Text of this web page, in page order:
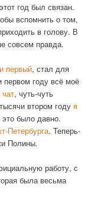
год был связан.
вспомнить о том,
в голову. В
совсем правда.
первый, стал для
первом году всё моё
, чуть-чуть
втором годуя
было давно.
Петербурга. Теперь-
Полины.
работу, с
была весьма